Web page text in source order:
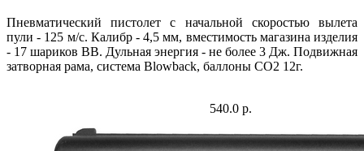
Пневматический пистолет с начальной скоростью вылета
пули - 125 м/с. Калибр - 4,5 мм, вместимость магазина изделия
- 17 шариков ВВ. Дульная энергия - не более 3 Дж. Подвижная
затворная рама, система Blowback, баллоны СО2 12г.
540.0 р.